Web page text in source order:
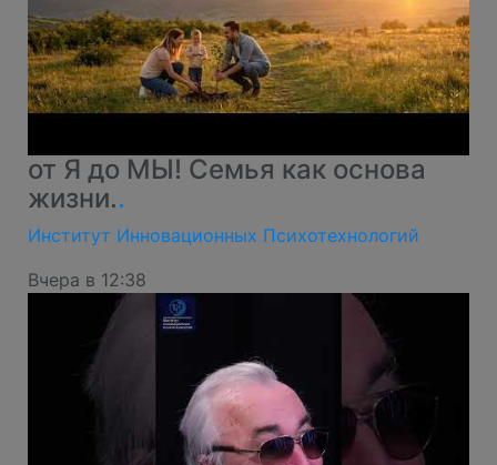
от Я до МЫ! Семья как основа
жизни..
Институт Инновационных Психотехнологий
Вчера в 12:38